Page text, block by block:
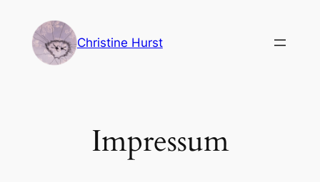
Inhalt
springen
Christine Hurst
Impressum